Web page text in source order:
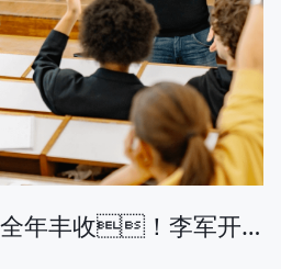
全年丰收！李军开